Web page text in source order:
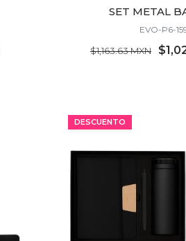
SET METAL
EVO-P6-
$1,163.63 MXN
DESCUENTO